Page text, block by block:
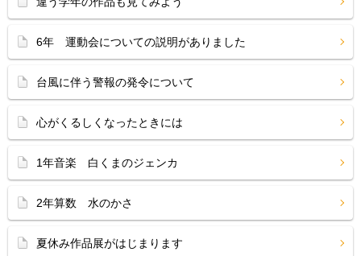
6年 運動会についての説明がありました
台風に伴う警報の発令について
心がくるしくなったときには
1年音楽 白くまのジェンカ
2年算数 水のかさ
夏休み作品展がはじまります